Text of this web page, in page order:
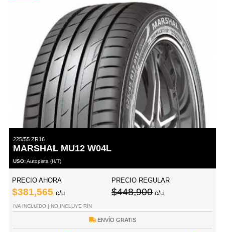
225/55 ZR16
MARSHAL MU12 W04L
USO:Autopista (H/T)
PRECIO AHORA
$381,565 c/u
PRECIO REGULAR
$448,900 c/u
IVA INCLUIDO | NO INCLUYE RIN
ENVÍO GRATIS